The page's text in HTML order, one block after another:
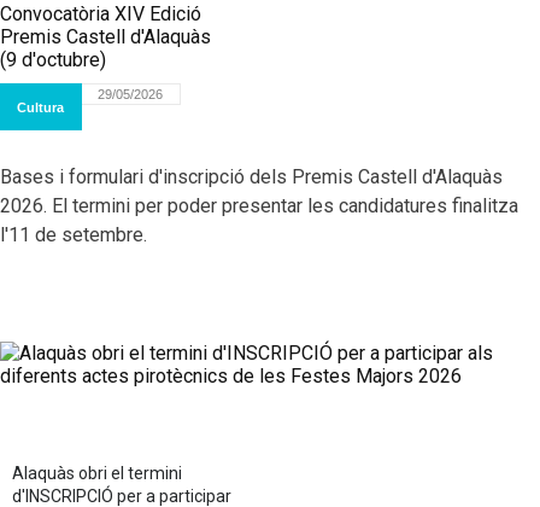
Convocatòria XIV Edició
Premis Castell d'Alaquàs
(9 d'octubre)
Cultura
29/05/2026
Bases i formulari d'inscripció dels Premis Castell d'Alaquàs
2026. El termini per poder presentar les candidatures finalitza
l'11 de setembre.
Alaquàs obri el termini
d'INSCRIPCIÓ per a participar